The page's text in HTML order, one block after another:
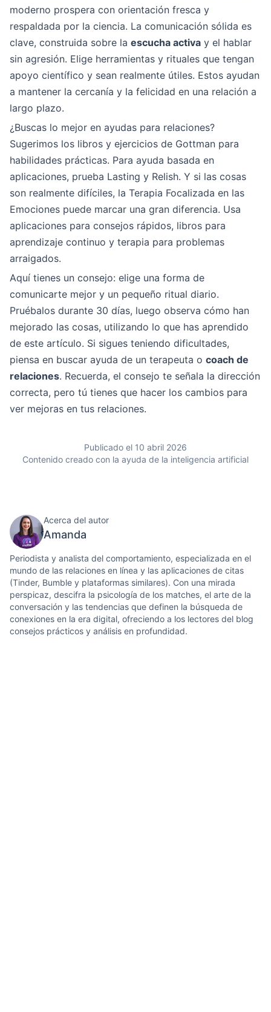
moderno prospera con orientación fresca y
respaldada por la ciencia. La comunicación sólida es
clave, construida sobre la escucha activa y el hablar
sin agresión. Elige herramientas y rituales que tengan
apoyo científico y sean realmente útiles. Estos ayudan
a mantener la cercanía y la felicidad en una relación a
largo plazo.
¿Buscas lo mejor en ayudas para relaciones?
Sugerimos los libros y ejercicios de Gottman para
habilidades prácticas. Para ayuda basada en
aplicaciones, prueba Lasting y Relish. Y si las cosas
son realmente difíciles, la Terapia Focalizada en las
Emociones puede marcar una gran diferencia. Usa
aplicaciones para consejos rápidos, libros para
aprendizaje continuo y terapia para problemas
arraigados.
Aquí tienes un consejo: elige una forma de
comunicarte mejor y un pequeño ritual diario.
Pruébalos durante 30 días, luego observa cómo han
mejorado las cosas, utilizando lo que has aprendido
de este artículo. Si sigues teniendo dificultades,
piensa en buscar ayuda de un terapeuta o coach de
relaciones. Recuerda, el consejo te señala la dirección
correcta, pero tú tienes que hacer los cambios para
ver mejoras en tus relaciones.
Publicado el 10 abril 2026
Contenido creado con la ayuda de la inteligencia artificial
Acerca del autor
Amanda
Periodista y analista del comportamiento, especializada en el
mundo de las relaciones en línea y las aplicaciones de citas
(Tinder, Bumble y plataformas similares). Con una mirada
perspicaz, descifra la psicología de los matches, el arte de la
conversación y las tendencias que definen la búsqueda de
conexiones en la era digital, ofreciendo a los lectores del blog
consejos prácticos y análisis en profundidad.